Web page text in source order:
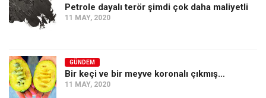
Siyaset
Dünya
Asya
Petrole dayalı terör şimdi çok daha maliyetli
11 MAY, 2020
GÜNDEM
Bir keçi ve bir meyve koronalı çıkmış…
11 MAY, 2020